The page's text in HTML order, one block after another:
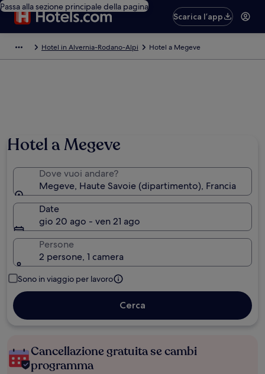
Passa alla sezione principale della pagina
Scarica l’app
Hotel in Alvernia-Rodano-Alpi Hotel a Megeve
Hotel a Megeve
Dove vuoi andare?
Megeve, Haute Savoie (dipartimento), Francia
Date
gio 20 ago - ven 21 ago
Persone
2 persone, 1 camera
Sono in viaggio per lavoro
Cerca
Cancellazione gratuita se cambi
programma